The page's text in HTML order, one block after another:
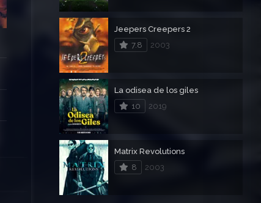
Jeepers Creepers 2
7.8
2003
La odisea de los giles
10
2019
Matrix Revolutions
8
2003